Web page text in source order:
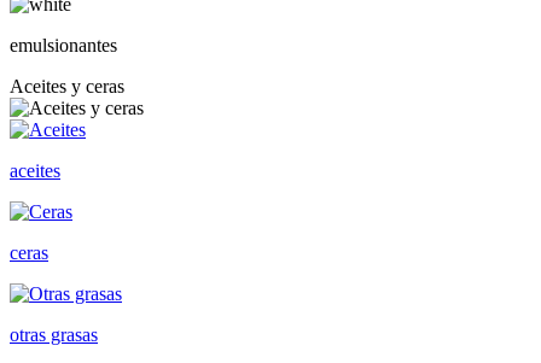
emulsionantes
Aceites y ceras
aceites
ceras
otras grasas